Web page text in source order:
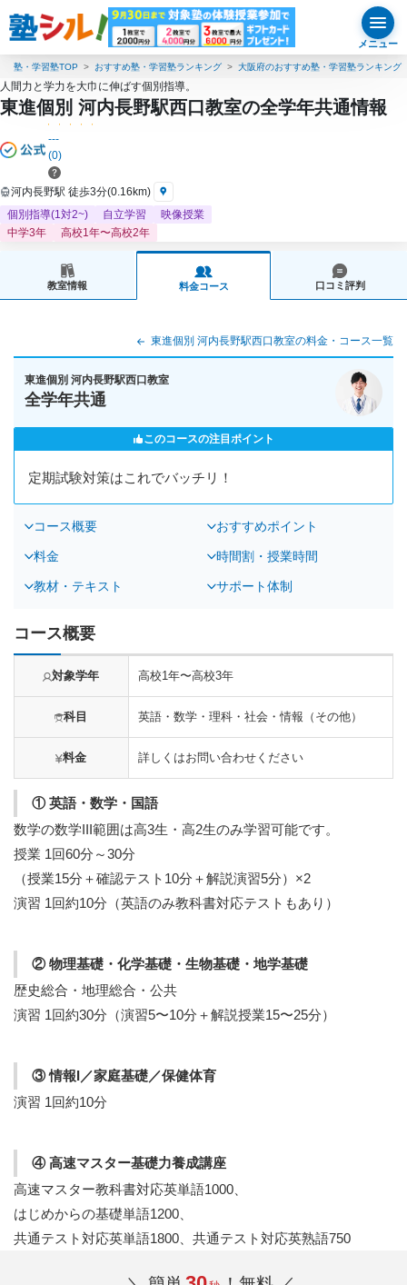
メニュー
塾・学習塾TOP おすすめ塾・学習塾ランキング 大阪府のおすすめ塾・学習塾ランキング
人間力と学力を大巾に伸ばす個別指導。
東進個別 河内長野駅西口教室の全学年共通情報
---
(0)
河内長野駅 徒歩3分(0.16km)
個別指導(1対2~)
自立学習
映像授業
中学3年
高校1年〜高校2年
教室情報 料金コース 口コミ評判
東進個別 河内長野駅西口教室の料金・コース一覧
東進個別 河内長野駅西口教室
全学年共通
このコースの注目ポイント
定期試験対策はこれでバッチリ！
コース概要 おすすめポイント
料金 時間割・授業時間
教材・テキスト サポート体制
コース概要
対象学年 高校1年〜高校3年
科目 英語・数学・理科・社会・情報（その他）
料金 詳しくはお問い合わせください
① 英語・数学・国語
数学の数学III範囲は高3生・高2生のみ学習可能です。
授業 1回60分～30分
（授業15分＋確認テスト10分＋解説演習5分）×2
演習 1回約10分（英語のみ教科書対応テストもあり）
② 物理基礎・化学基礎・生物基礎・地学基礎
歴史総合・地理総合・公共
演習 1回約30分（演習5〜10分＋解説授業15〜25分）
③ 情報I／家庭基礎／保健体育
演習 1回約10分
④ 高速マスター基礎力養成講座
高速マスター教科書対応英単語1000、
はじめからの基礎単語1200、
共通テスト対応英単語1800、共通テスト対応英熟語750